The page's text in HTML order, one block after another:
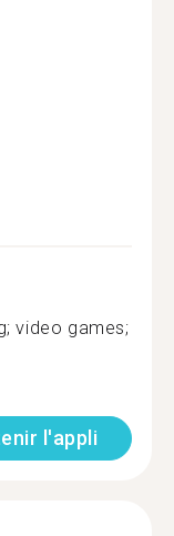
video games;
l'appli